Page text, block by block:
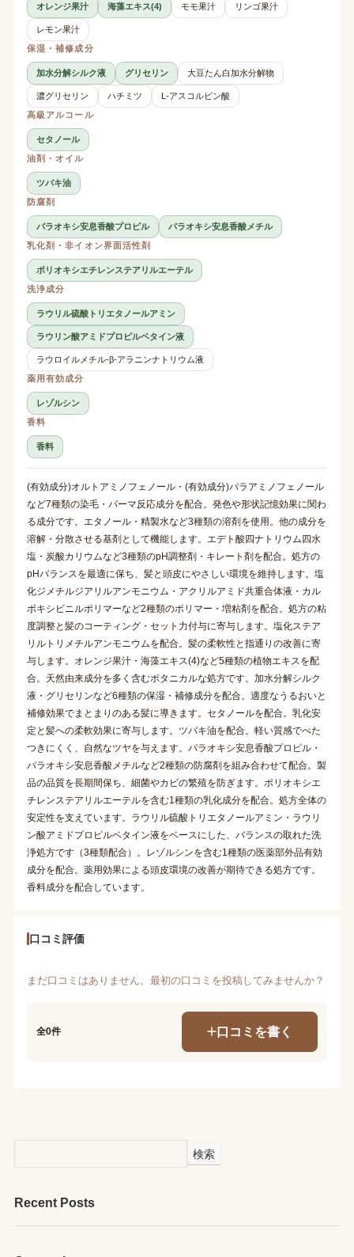
オレンジ果汁 海藻エキス(4) モモ果汁 リンゴ果汁
レモン果汁
保湿・補修成分
加水分解シルク液 グリセリン 大豆たん白加水分解物
濃グリセリン ハチミツ
L-アスコルビン酸
高級アルコール
セタノール
油剤・オイル
ツバキ油
防腐剤
パラオキシ安息香酸プロピル
パラオキシ安息香酸メチル
乳化剤・非イオン界面活性剤
ポリオキシエチレンステアリルエーテル
洗浄成分
ラウリル硫酸トリエタノールアミン
ラウリン酸アミドプロピルベタイン液
ラウロイルメチル-β-アラニンナトリウム液
薬用有効成分
レゾルシン
香料
香料
(有効成分)オルトアミノフェノール・(有効成分)パラアミノフェノール
など7種類の染毛・パーマ反応成分を配合。発色や形状記憶効果に関わ
る成分です。エタノール・精製水など3種類の溶剤を使用。他の成分を
溶解・分散させる基剤として機能します。エデト酸四ナトリウム四水
塩・炭酸カリウムなど3種類のpH調整剤・キレート剤を配合。処方の
pHバランスを最適に保ち、髪と頭皮にやさしい環境を維持します。塩
化ジメチルジアリルアンモニウム・アクリルアミド共重合体液・カル
ボキシビニルポリマーなど2種類のポリマー・増粘剤を配合。処方の粘
度調整と髪のコーティング・セット力付与に寄与します。塩化ステア
リルトリメチルアンモニウムを配合。髪の柔軟性と指通りの改善に寄
与します。オレンジ果汁・海藻エキス(4)など5種類の植物エキスを配
合。天然由来成分を多く含むボタニカルな処方です。加水分解シルク
液・グリセリンなど6種類の保湿・補修成分を配合。適度なうるおいと
補修効果でまとまりのある髪に導きます。セタノールを配合。乳化安
定と髪への柔軟効果に寄与します。ツバキ油を配合。軽い質感でべた
つきにくく、自然なツヤを与えます。パラオキシ安息香酸プロピル・
パラオキシ安息香酸メチルなど2種類の防腐剤を組み合わせて配合。製
品の品質を長期間保ち、細菌やカビの繁殖を防ぎます。ポリオキシエ
チレンステアリルエーテルを含む1種類の乳化成分を配合。処方全体の
安定性を支えています。ラウリル硫酸トリエタノールアミン・ラウリ
ン酸アミドプロピルベタイン液をベースにした、バランスの取れた洗
浄処方です（3種類配合）。レゾルシンを含む1種類の医薬部外品有効
成分を配合。薬用効果による頭皮環境の改善が期待できる処方です。
香料成分を配合しています。
口コミ評価
まだ口コミはありません。最初の口コミを投稿してみませんか？
全0件 口コミを書く
検索
Recent Posts